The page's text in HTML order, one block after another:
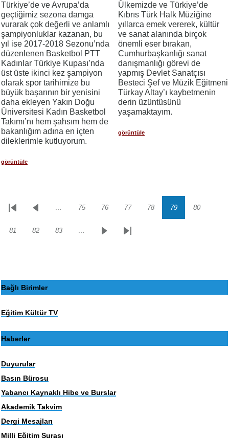
Türkiye’de ve Avrupa’da
geçtiğimiz sezona damga
vurarak çok değerli ve anlamlı
şampiyonluklar kazanan, bu
yıl ise 2017-2018 Sezonu’nda
düzenlenen Basketbol PTT
Kadınlar Türkiye Kupası’nda
üst üste ikinci kez şampiyon
olarak spor tarihimize bu
büyük başarının bir yenisini
daha ekleyen Yakın Doğu
Üniversitesi Kadın Basketbol
Takımı’nı hem şahsım hem de
bakanlığım adına en içten
dileklerimle kutluyorum.
görüntüle
Ülkemizde ve Türkiye’de
Kıbrıs Türk Halk Müziğine
yıllarca emek vererek, kültür
ve sanat alanında birçok
önemli eser bırakan,
Cumhurbaşkanlığı sanat
danışmanlığı görevi de
yapmış Devlet Sanatçısı
Besteci Şef ve Müzik Eğitmeni
Türkay Altay’ı kaybetmenin
derin üzüntüsünü
yaşamaktayım.
görüntüle
Sayfalama
İlk
Önceki… Sayfa
75 Sayfa
76 Sayfa
77 Sayfa
78 Sayfa
79 Sayfa
80
Sayfa
81 Sayfa
82 Sayfa
83 …
SonrakiSon
Bağlı Birimler
Eğitim Kültür TV
Haberler
Duyurular
Basın Bürosu
Yabancı Kaynaklı Hibe ve Burslar
Akademik Takvim
Dergi Mesajları
Milli Eğitim Şurası